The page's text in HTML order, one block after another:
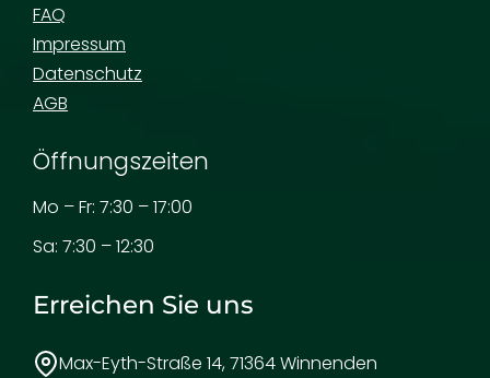
FAQ
Impressum
Datenschutz
AGB
Öffnungszeiten
Mo – Fr: 7:30 – 17:00
Sa: 7:30 – 12:30
Erreichen Sie uns
Max-Eyth-Straße 14, 71364 Winnenden